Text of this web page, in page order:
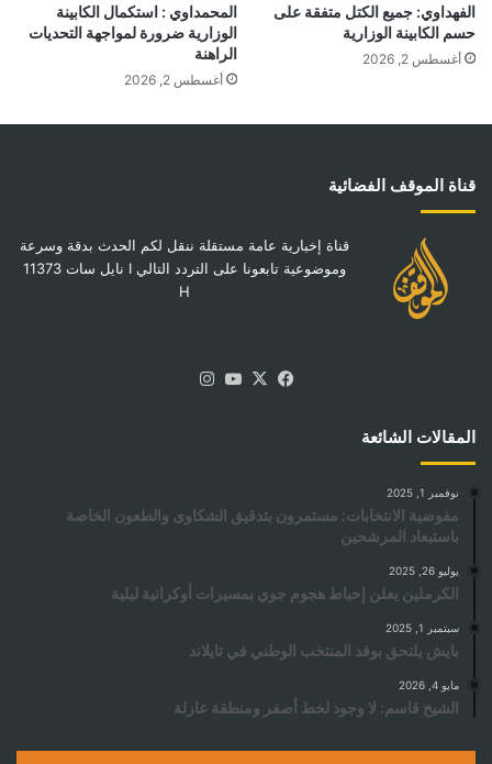
الفهداوي: جميع الكتل متفقة على
حسم الكابينة الوزارية
أغسطس 2, 2026
المحمداوي : استكمال الكابينة
الوزارية ضرورة لمواجهة التحديات
الراهنة
أغسطس 2, 2026
قناة الموقف الفضائية
قناة إخبارية عامة مستقلة ننقل لكم الحدث بدقة وسرعة
وموضوعية تابعونا على التردد التالي I نايل سات 11373
H
فيسبوك
‫X
‫YouTube
المقالات الشائعة
نوفمبر 1, 2025
مفوضية الانتخابات: مستمرون بتدقيق الشكاوى والطعون الخاصة
باستبعاد المرشحين
يوليو 26, 2025
الكرملين يعلن إحباط هجوم جوي بمسيرات أوكرانية ليلية
سبتمبر 1, 2025
بايش يلتحق بوفد المنتخب الوطني في تايلاند
مايو 4, 2026
الشيخ قاسم: لا وجود لخط أصفر ومنطقة عازلة